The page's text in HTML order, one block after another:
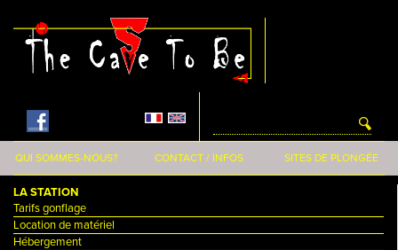
QUI SOMMES-NOUS? CONTACT / INFOS SITES DE PLONGÉE
LA STATION
Tarifs gonflage
Location de matériel
Hébergement